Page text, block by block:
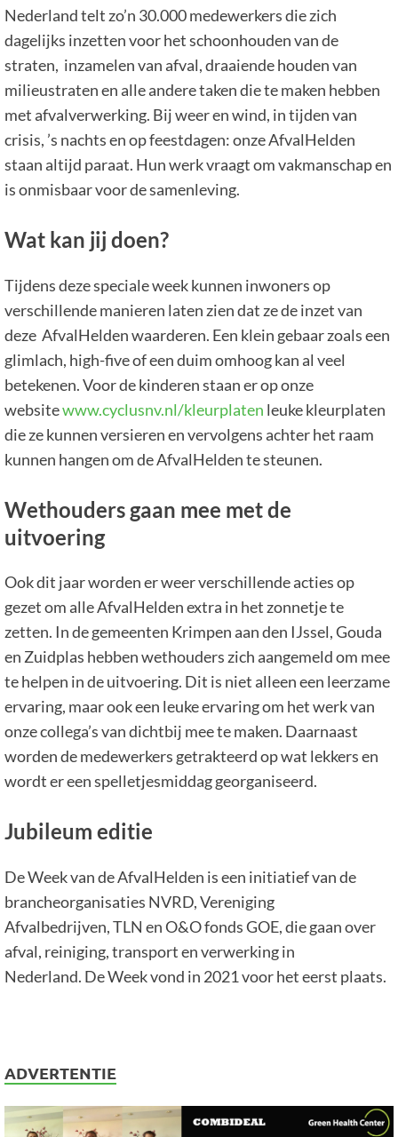
Nederland telt zo’n 30.000 medewerkers die zich
dagelijks inzetten voor het schoonhouden van de
straten, inzamelen van afval, draaiende houden van
milieustraten en alle andere taken die te maken hebben
met afvalverwerking. Bij weer en wind, in tijden van
crisis, ’s nachts en op feestdagen: onze AfvalHelden
staan altijd paraat. Hun werk vraagt om vakmanschap en
is onmisbaar voor de samenleving.
Wat kan jij doen?
Tijdens deze speciale week kunnen inwoners op
verschillende manieren laten zien dat ze de inzet van
deze AfvalHelden waarderen. Een klein gebaar zoals een
glimlach, high-five of een duim omhoog kan al veel
betekenen. Voor de kinderen staan er op onze
websitewww.cyclusnv.nl/kleurplaten leuke kleurplaten
die ze kunnen versieren en vervolgens achter het raam
kunnen hangen om de AfvalHelden te steunen.
Wethouders gaan mee met de
uitvoering
Ook dit jaar worden er weer verschillende acties op
gezet om alle AfvalHelden extra in het zonnetje te
zetten. In de gemeenten Krimpen aan den IJssel, Gouda
en Zuidplas hebben wethouders zich aangemeld om mee
te helpen in de uitvoering. Dit is niet alleen een leerzame
ervaring, maar ook een leuke ervaring om het werk van
onze collega’s van dichtbij mee te maken. Daarnaast
worden de medewerkers getrakteerd op wat lekkers en
wordt er een spelletjesmiddag georganiseerd.
Jubileum editie
De Week van de AfvalHelden is een initiatief van de
brancheorganisaties NVRD, Vereniging
Afvalbedrijven, TLN en O&O fonds GOE, die gaan over
afval, reiniging, transport en verwerking in
Nederland. De Week vond in 2021 voor het eerst plaats.
ADVERTENTIE